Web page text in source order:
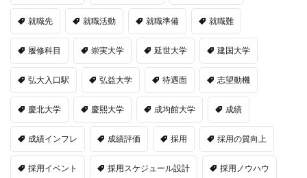
就職先 就職活動 就職準備 就職難
履修科目 崇実大学 延世大学 建国大学
弘大入口駅 弘益大学 待遇面 志望動機
慶北大学 慶熙大学 成均館大学 成績
成績インフレ 成績評価 採用 採用の質向上
採用イベント 採用スケジュール設計 採用ノウハウ